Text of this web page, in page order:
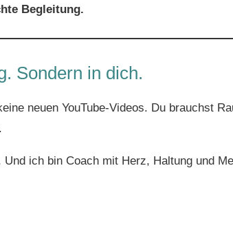
Begleitung.
Sondern in dich.
neuen YouTube-Videos. Du brauchst
ich bin Coach mit Herz, Haltung und